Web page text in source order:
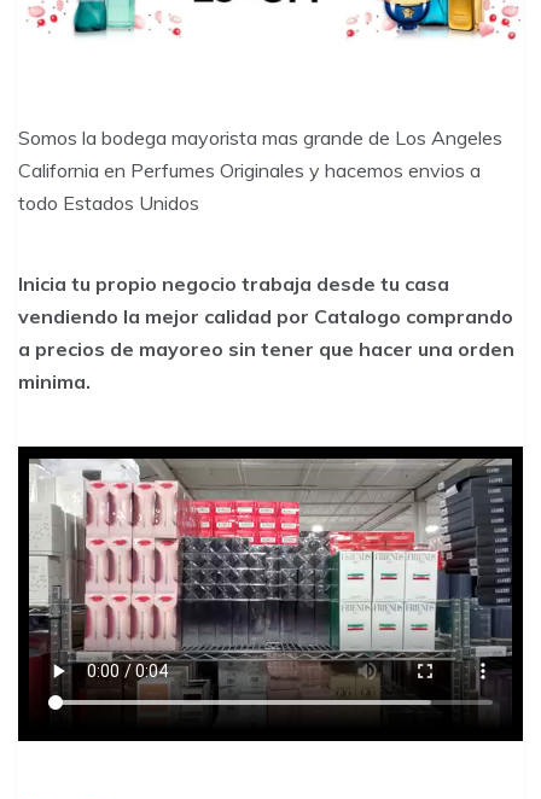
Somos la bodega mayorista mas grande de Los Angeles
California en Perfumes Originales y hacemos envios a
todo Estados Unidos
Inicia tu propio negocio trabaja desde tu casa
vendiendo la mejor calidad por Catalogo comprando
a precios de mayoreo sin tener que hacer una orden
minima.